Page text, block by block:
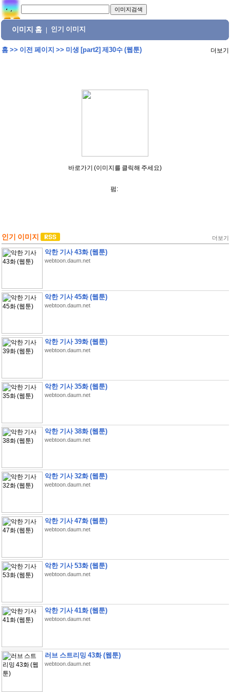
이미지 홈 인기 이미지
홈>> 이전 페이지 >> 미생 [part2] 제30수 (웹툰) 더보기
바로가기 (이미지를 클릭해 주세요)
펌:
인기 이미지 더보기
악한 기사 43화 (웹툰)
webtoon.daum.net
악한 기사 45화 (웹툰)
webtoon.daum.net
악한 기사 39화 (웹툰)
webtoon.daum.net
악한 기사 35화 (웹툰)
webtoon.daum.net
악한 기사 38화 (웹툰)
webtoon.daum.net
악한 기사 32화 (웹툰)
webtoon.daum.net
악한 기사 47화 (웹툰)
webtoon.daum.net
악한 기사 53화 (웹툰)
webtoon.daum.net
악한 기사 41화 (웹툰)
webtoon.daum.net
러브 스트리밍 43화 (웹툰)
webtoon.daum.net